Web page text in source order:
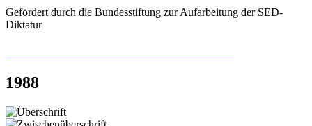
Gefördert durch die Bundesstiftung zur Aufarbeitung der SED-
Diktatur
1988